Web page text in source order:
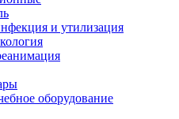
и утилизация
оборудование